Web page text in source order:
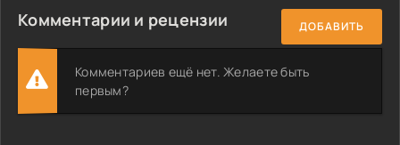
Комментарии и рецензии ДОБАВИТЬ
Комментариев ещё нет. Желаете быть
первым?